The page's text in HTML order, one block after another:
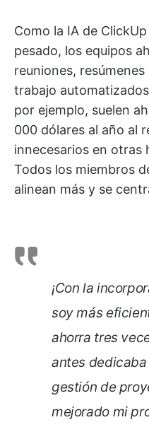
Como la IA de
pesado, los equipos
reuniones,
trabajo
por ejemplo, suelen
000 dólares al año al
innecesarios en otras
Todos los miembros
alinean más y se
¡Con la
soy más
ahorra tres
antes
gestión de
mejorado mi